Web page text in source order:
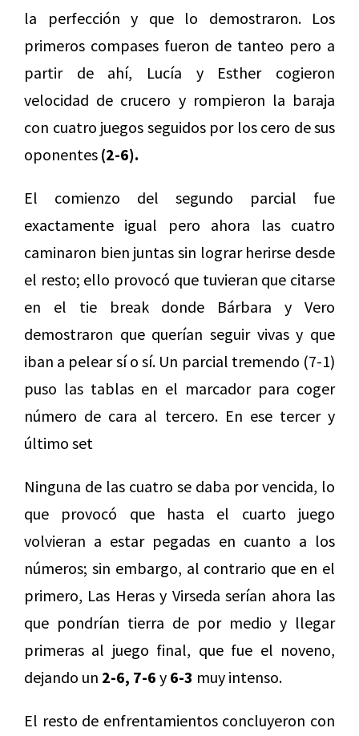
la perfección y que lo demostraron. Los
primeros compases fueron de tanteo pero a
partir de ahí, Lucía y Esther cogieron
velocidad de crucero y rompieron la baraja
con cuatro juegos seguidos por los cero de sus
oponentes (2-6).
El comienzo del segundo parcial fue
exactamente igual pero ahora las cuatro
caminaron bien juntas sin lograr herirse desde
el resto; ello provocó que tuvieran que citarse
en el tie break donde Bárbara y Vero
demostraron que querían seguir vivas y que
iban a pelear sí o sí. Un parcial tremendo (7-1)
puso las tablas en el marcador para coger
número de cara al tercero. En ese tercer y
último set
Ninguna de las cuatro se daba por vencida, lo
que provocó que hasta el cuarto juego
volvieran a estar pegadas en cuanto a los
números; sin embargo, al contrario que en el
primero, Las Heras y Virseda serían ahora las
que pondrían tierra de por medio y llegar
primeras al juego final, que fue el noveno,
dejando un 2-6, 7-6 y 6-3 muy intenso.
El resto de enfrentamientos concluyeron con